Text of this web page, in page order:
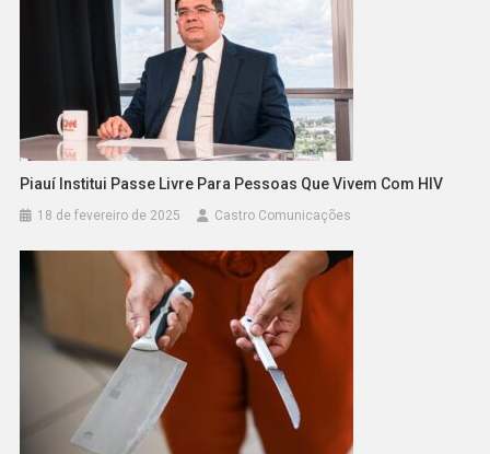
Piauí Institui Passe Livre Para Pessoas Que Vivem Com HIV
18 de fevereiro de 2025 Castro Comunicações